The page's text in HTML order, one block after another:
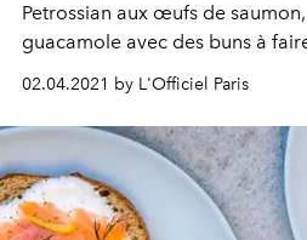
Petrossian aux œufs de
guacamole avec des buns à
gourmandise.
02.04.2021 by L'Officiel Paris